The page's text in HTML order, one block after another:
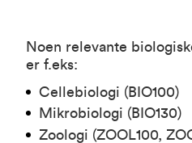
Noen relevante
er f.eks:
Cellebiologi (BIO100)
Mikrobiologi (BIO130)
Zoologi (ZOOL100,